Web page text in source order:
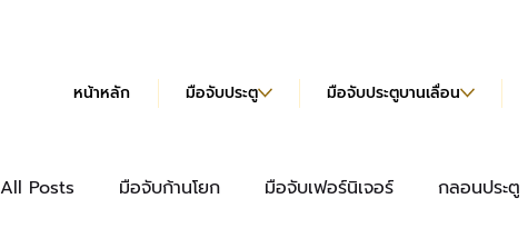
หน้าหลัก มือจับประตู มือจับประตูบานเลื่อน
All Posts มือจับก้านโยก มือจับเฟอร์นิเจอร์ กลอนประตู